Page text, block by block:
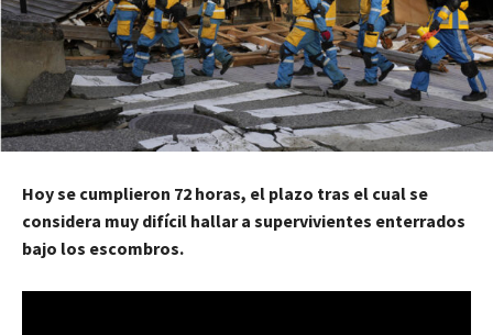
Hoy se cumplieron 72 horas, el plazo tras el cual se
considera muy difícil hallar a supervivientes enterrados
bajo los escombros.